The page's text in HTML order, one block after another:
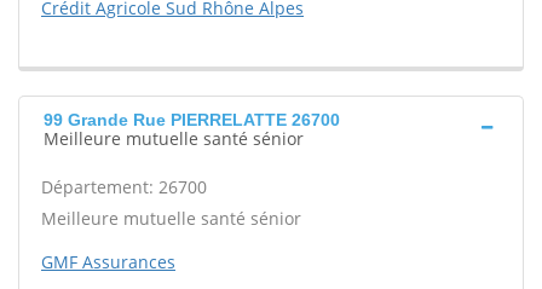
Crédit Agricole Sud Rhône Alpes
99 Grande Rue PIERRELATTE 26700
Meilleure mutuelle santé sénior
Département: 26700
Meilleure mutuelle santé sénior
GMF Assurances